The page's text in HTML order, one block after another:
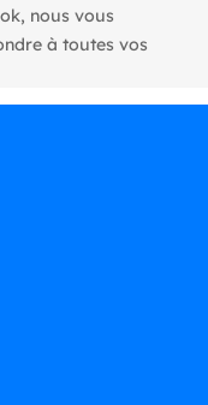
nous vous
à toutes vos